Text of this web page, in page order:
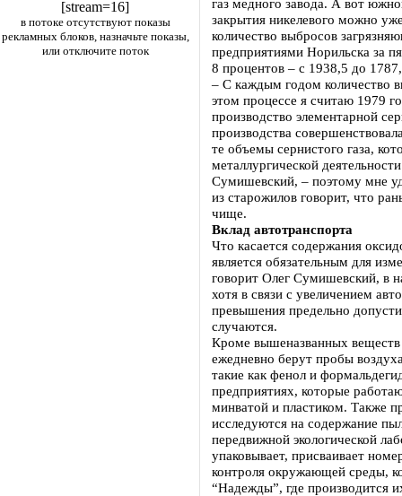
[stream=16]
в потоке отсутствуют показы
рекламных блоков, назначьте показы,
или отключите поток
газ медного завода. А вот
закрытия никелевого можно
количество выбросов
предприятиями Норильска за
8 процентов – с 1938,5 до
– С каждым годом количество
этом процессе я считаю 1979
производство элементарной
производства
те объемы сернистого газа,
металлургической
Сумишевский, – поэтому мне
из старожилов говорит, что
чище.
Вклад автотранспорта
Что касается содержания
является обязательным для
говорит Олег Сумишевский, в
хотя в связи с увеличением
превышения предельно
случаются.
Кроме вышеназванных веществ
ежедневно берут пробы
такие как фенол и
предприятиях, которые
минватой и пластиком. Также
исследуются на содержание
передвижной экологической
упаковывает, присваивает
контроля окружающей среды,
“Надежды”, где производится